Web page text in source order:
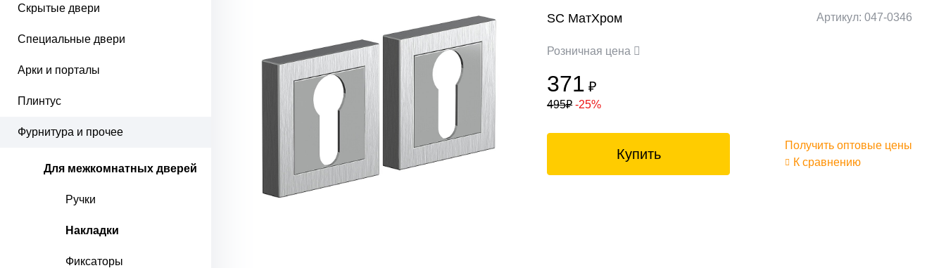
Скрытые двери
Специальные двери
Арки и порталы
Плинтус
Фурнитура и прочее
Для межкомнатных дверей
Ручки
Накладки
Фиксаторы
SC МатХром Артикул: 047-0346
Розничная цена
371 ₽
495₽ -25%
Купить
Получить оптовые цены
К сравнению